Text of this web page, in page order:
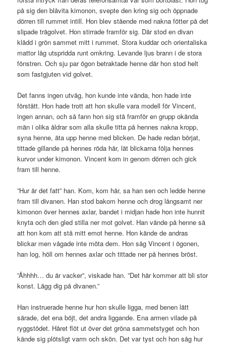
på sig den blåvita kimonon, svepte den kring sig och öppnade
dörren till rummet intill. Hon blev stående med nakna fötter på det
slipade trägolvet. Hon stirrade framför sig. Där stod en divan
klädd i grön sammet mitt i rummet. Stora kuddar och orientaliska
mattor låg utspridda runt omkring. Levande ljus brann i de stora
fönstren. Och sju par ögon betraktade henne där hon stod helt
som fastgjuten vid golvet.
Det fanns ingen utväg, hon kunde inte vända, hon hade inte
förstått. Hon hade trott att hon skulle vara modell för Vincent,
ingen annan, och så fann hon sig stå framför en grupp okända
män i olika åldrar som alla skulle titta på hennes nakna kropp,
syna henne, äta upp henne med blicken. De hade redan börjat,
tittade gillande på hennes röda hår, lät blickarna följa hennes
kurvor under kimonon. Vincent kom in genom dörren och gick
fram till henne.
”Hur är det fatt” han. Kom, kom här, sa han sen och ledde henne
fram till divanen. Han stod bakom henne och drog långsamt ner
kimonon över hennes axlar, bandet i midjan hade hon inte hunnit
knyta och den gled stilla ner mot golvet. Han vände på henne så
att hon kom att stå mitt emot henne. Hon kände de andras
blickar men vågade inte möta dem. Hon såg Vincent i ögonen,
han log, höll om hennes axlar och tittade ner på hennes bröst.
”Åhhhh… du är vacker”, viskade han. ”Det här kommer att bli stor
konst. Lägg dig på divanen.”
Han instruerade henne hur hon skulle ligga, med benen lätt
särade, det ena böjt, det andra liggande. Ena armen vilade på
ryggstödet. Håret flöt ut över det gröna sammetstyget och hon
kände sig plötsligt varm och skön. Det var tyst och hon såg hur